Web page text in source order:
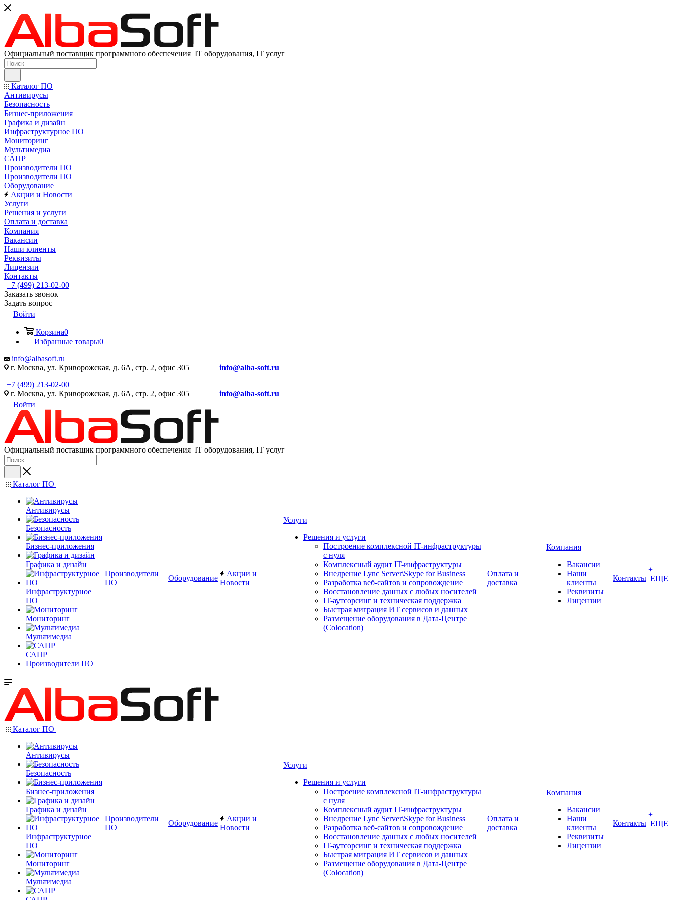
Официальный поставщик программного обеспечения IT оборудования, IT услуг
Каталог ПО
Антивирусы
Безопасность
Бизнес-приложения
Графика и дизайн
Инфраструктурное ПО
Мониторинг
Мультимедиа
САПР
Производители ПО
Производители ПО
Оборудование
Акции и Новости
Услуги
Решения и услуги
Оплата и доставка
Компания
Вакансии
Наши клиенты
Реквизиты
Лицензии
Контакты
+7 (499) 213-02-00
Заказать звонок
Задать вопрос
Войти
Корзина0
Избранные товары0
info@albasoft.ru
г. Москва, ул. Криворожская, д. 6А, стр. 2, офис 305 info@alba-soft.ru
+7 (499) 213-02-00
г. Москва, ул. Криворожская, д. 6А, стр. 2, офис 305 info@alba-soft.ru
Войти
Официальный поставщик программного обеспечения IT оборудования, IT услуг
Каталог ПО
Антивирусы
Безопасность
Бизнес-приложения
Графика и дизайн
Инфраструктурное
ПО
Мониторинг
Мультимедиа
САПР
Производители ПО
Производители
ПО
Оборудование
Акции и
Новости
Услуги
Решения и услуги
Построение комплексной IT-инфраструктуры
с нуля
Комплексный аудит IT-инфраструктуры
Внедрение Lync Server\Skype for Business
Разработка веб-сайтов и сопровождение
Восстановление данных с любых носителей
IT-аутсорсинг и техническая поддержка
Быстрая миграция ИТ сервисов и данных
Размещение оборудования в Дата-Центре
(Colocation)
Оплата и
доставка
Компания
Вакансии
Наши
клиенты
Реквизиты
Лицензии
Контакты
+
ЕЩЕ
Каталог ПО
Антивирусы
Безопасность
Бизнес-приложения
Графика и дизайн
Инфраструктурное
ПО
Мониторинг
Мультимедиа
Производители
ПО
Оборудование
Акции и
Новости
Услуги
Решения и услуги
Построение комплексной IT-инфраструктуры
с нуля
Комплексный аудит IT-инфраструктуры
Внедрение Lync Server\Skype for Business
Разработка веб-сайтов и сопровождение
Восстановление данных с любых носителей
IT-аутсорсинг и техническая поддержка
Быстрая миграция ИТ сервисов и данных
Размещение оборудования в Дата-Центре
(Colocation)
Оплата и
доставка
Компания
Вакансии
Наши
клиенты
Реквизиты
Лицензии
Контакты
+
ЕЩЕ